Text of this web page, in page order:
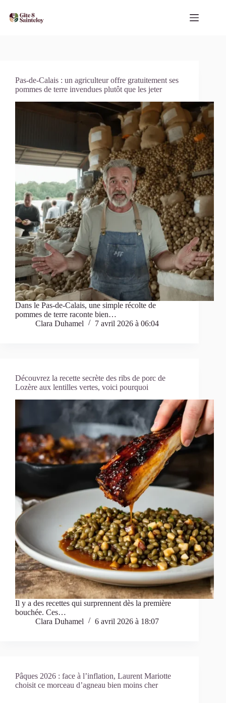
contenu
Pas-de-Calais : un agriculteur offre gratuitement ses
pommes de terre invendues plutôt que les jeter
Dans le Pas-de-Calais, une simple récolte de
pommes de terre raconte bien…
Clara Duhamel
7 avril 2026 à 06:04
Découvrez la recette secrète des ribs de porc de
Lozère aux lentilles vertes, voici pourquoi
Il y a des recettes qui surprennent dès la première
bouchée. Ces…
Clara Duhamel
6 avril 2026 à 18:07
Pâques 2026 : face à l’inflation, Laurent Mariotte
choisit ce morceau d’agneau bien moins cher